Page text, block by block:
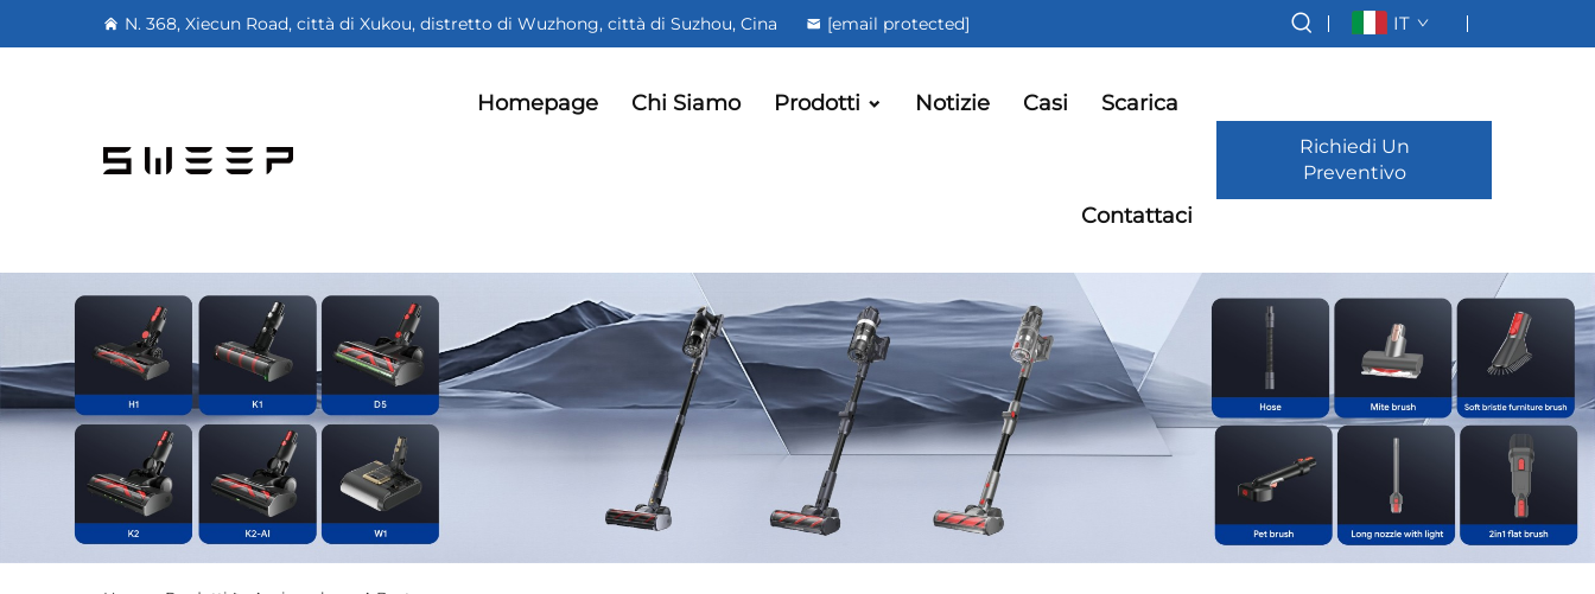
N. 368, Xiecun Road, città di Xukou, distretto di Wuzhong, città di Suzhou, Cina [email protected] IT
Homepage Chi Siamo Prodotti Notizie Casi Scarica
Contattaci
Richiedi Un
Preventivo